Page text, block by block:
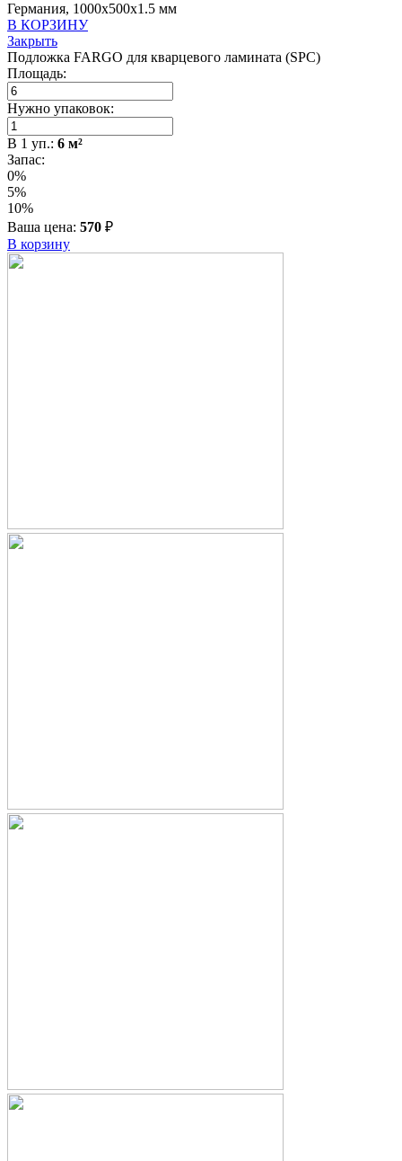
Германия, 1000x500x1.5 мм
В КОРЗИНУ
Закрыть
Подложка FARGO для кварцевого ламината (SPC)
Площадь:
Нужно упаковок:
В 1 уп.: 6 м²
Запас:
0%
5%
10%
Ваша цена: 570 ₽
В корзину